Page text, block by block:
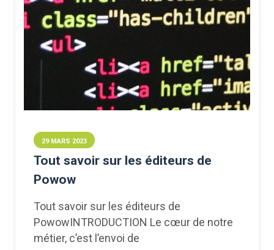
29 MARS 2023
Tout savoir sur les éditeurs de
Powow
Tout savoir sur les éditeurs de
PowowINTRODUCTION Le cœur de notre
métier, c’est l’envoi de